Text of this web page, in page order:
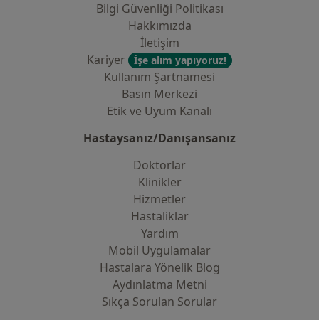
Bilgi Güvenliği Politikası
Hakkımızda
İletişim
Kariyer
İşe alım yapıyoruz!
Kullanım Şartnamesi
Basın Merkezi
Etik ve Uyum Kanalı
Hastaysanız/Danışansanız
Doktorlar
Klinikler
Hizmetler
Hastaliklar
Yardım
Mobil Uygulamalar
Hastalara Yönelik Blog
Aydınlatma Metni
Sıkça Sorulan Sorular